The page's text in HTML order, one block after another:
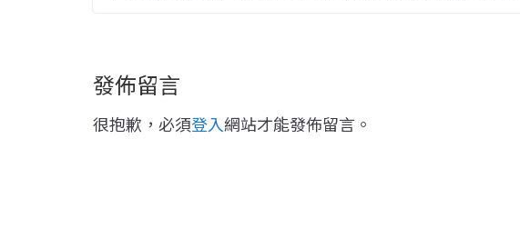
發佈留言
很抱歉，必須登入網站才能發佈留言。